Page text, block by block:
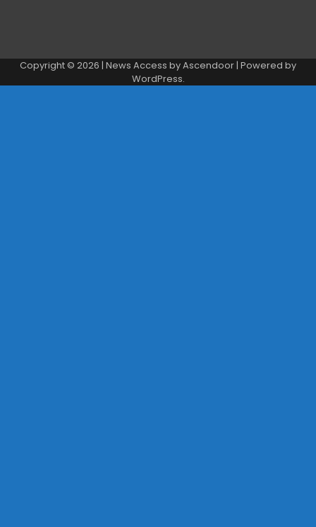
Copyright © 2026 | News Access byAscendoor| Powered by
WordPress.